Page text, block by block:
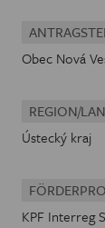
Obec Nová
REGION/
Ústecký kraj
KPF Interreg